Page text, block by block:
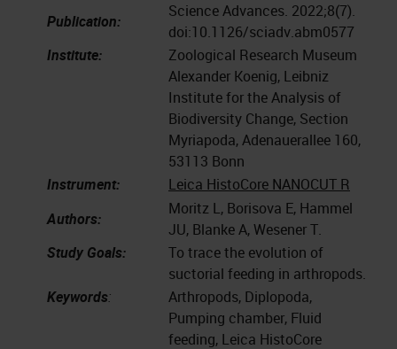
Publication:
Science Advances. 2022;8(7).
doi:10.1126/sciadv.abm0577
Institute:
Zoological Research Museum
Alexander Koenig, Leibniz
Institute for the Analysis of
Biodiversity Change, Section
Myriapoda, Adenauerallee 160,
53113 Bonn
Instrument:
Leica HistoCore NANOCUT R
Authors:
Moritz L, Borisova E, Hammel
JU, Blanke A, Wesener T.
Study Goals:
To trace the evolution of
suctorial feeding in arthropods.
Keywords:
Arthropods, Diplopoda,
Pumping chamber, Fluid
feeding, Leica HistoCore